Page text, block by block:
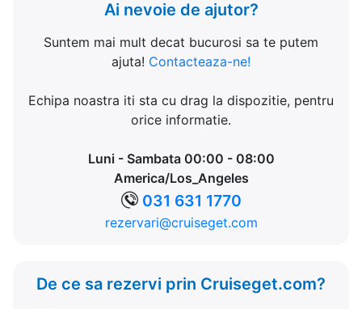
Ai nevoie de ajutor?
Suntem mai mult decat bucurosi sa te putem
ajuta! Contacteaza-ne!
Echipa noastra iti sta cu drag la dispozitie, pentru
orice informatie.
Luni - Sambata 00:00 - 08:00
America/Los_Angeles
031 631 1770
rezervari@cruiseget.com
De ce sa rezervi prin Cruiseget.com?